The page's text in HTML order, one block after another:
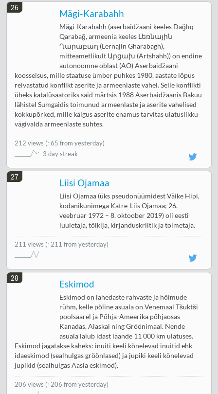
26
Mägi-Karabahh
Mägi-Karabahh (aserbaidžaani keeles Dağlıq
Qarabağ, armeenia keeles Լեռնային
Ղարաբաղ (Lernajin Gharabagh),
mitteametlikult Արցախ (Artshahh)) on endine
autonoomne oblast (AO) Aserbaidžaani
koosseisus, mille staatuse ümber puhkes 1980. aastate lõpus
relvastatud konflikt aserite ja armeenlaste vahel. Selle konflikti
üheks katalüsaatoriks said märtsis 1988 Aserbaidžaanis Bakuu
lähistel Sumgaidis toimunud armeenlaste ja aserite vahelised
kokkupõrked, mille käigus aserite enamus tarvitas ulatuslikku
vägivalda armeenlaste suhtes.
212 views (↑65 from yesterday)
3 day streak
27
Liisi Ojamaa
Liisi Ojamaa (üks pseudonüümidest Väike Hipi,
kodanikunimega Katre-Liis Ojamaa; 26.
veebruar 1972 – 8. oktoober 2019) oli eesti
luuletaja, tõlkija, kirjanduskriitik ja toimetaja.
211 views (↑211 from yesterday)
28
Eskimod
Eskimod on lähedaste rahvaste ja hõimude
rühm, kelle põline asuala on Venemaal Tšuktši
poolsaarel ja Põhja-Ameerika põhjaosas
Kanadas, Alaskal ning Gröönimaal. Nende
asuala laiub idast läände 11 000 km ulatuses.
Eskimod jagatakse kaheks: inuiti keeli kõnelevad inuitid ehk
idaeskimod (sealhulgas gröönlased) ja jupiki keeli kõnelevad
jupikid (sealhulgas Aasia eskimod).
206 views (↑206 from yesterday)